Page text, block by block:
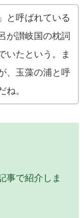
と呼ばれている
が讃岐国の枕詞
いたという。ま
、玉藻の浦と呼
ね。
事で紹介しま